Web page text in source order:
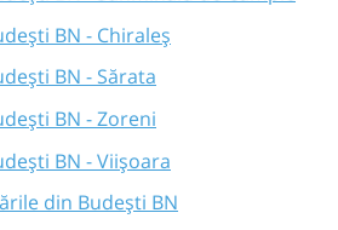
BN - Chiraleș
BN - Sărata
BN - Zoreni
BN - Viișoara
din Budești BN